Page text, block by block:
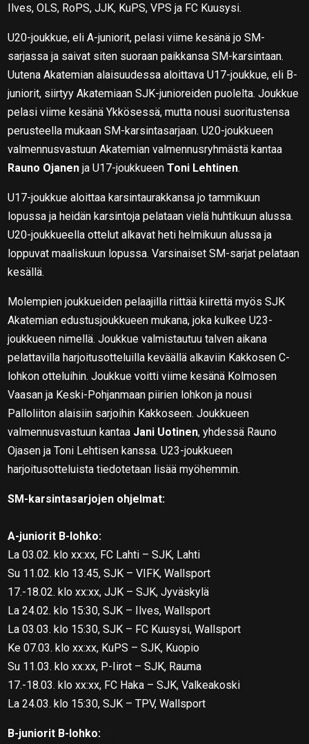
Ilves, OLS, RoPS, JJK, KuPS, VPS ja FC Kuusysi.
U20-joukkue, eli A-juniorit, pelasi viime kesänä jo SM-
sarjassa ja saivat siten suoraan paikkansa SM-karsintaan.
Uutena Akatemian alaisuudessa aloittava U17-joukkue, eli B-
juniorit, siirtyy Akatemiaan SJK-junioreiden puolelta. Joukkue
pelasi viime kesänä Ykkösessä, mutta nousi suoritustensa
perusteella mukaan SM-karsintasarjaan. U20-joukkueen
valmennusvastuun Akatemian valmennusryhmästä kantaa
Rauno Ojanen ja U17-joukkueenToni Lehtinen.
U17-joukkue aloittaa karsintaurakkansa jo tammikuun
lopussa ja heidän karsintoja pelataan vielä huhtikuun alussa.
U20-joukkueella ottelut alkavat heti helmikuun alussa ja
loppuvat maaliskuun lopussa. Varsinaiset SM-sarjat pelataan
kesällä.
Molempien joukkueiden pelaajilla riittää kiirettä myös SJK
Akatemian edustusjoukkueen mukana, joka kulkee U23-
joukkueen nimellä. Joukkue valmistautuu talven aikana
pelattavilla harjoitusotteluilla keväällä alkaviin Kakkosen C-
lohkon otteluihin. Joukkue voitti viime kesänä Kolmosen
Vaasan ja Keski-Pohjanmaan piirien lohkon ja nousi
Palloliiton alaisiin sarjoihin Kakkoseen. Joukkueen
valmennusvastuun kantaa Jani Uotinen, yhdessä Rauno
Ojasen ja Toni Lehtisen kanssa. U23-joukkueen
harjoitusotteluista tiedotetaan lisää myöhemmin.
SM-karsintasarjojen ohjelmat:
A-juniorit B-lohko:
La 03.02. klo xx:xx, FC Lahti – SJK, Lahti
Su 11.02. klo 13:45, SJK – VIFK, Wallsport
17.-18.02. klo xx:xx, JJK – SJK, Jyväskylä
La 24.02. klo 15:30, SJK – Ilves, Wallsport
La 03.03. klo 15:30, SJK – FC Kuusysi, Wallsport
Ke 07.03. klo xx:xx, KuPS – SJK, Kuopio
Su 11.03. klo xx:xx, P-Iirot – SJK, Rauma
17.-18.03. klo xx:xx, FC Haka – SJK, Valkeakoski
La 24.03. klo 15:30, SJK – TPV, Wallsport
B-juniorit B-lohko: